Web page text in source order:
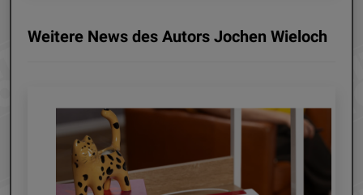
Weitere News des Autors Jochen Wieloch